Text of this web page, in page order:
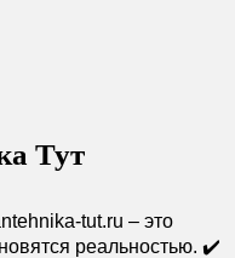
Тут
tut.ru – это
реальностью. ✔️